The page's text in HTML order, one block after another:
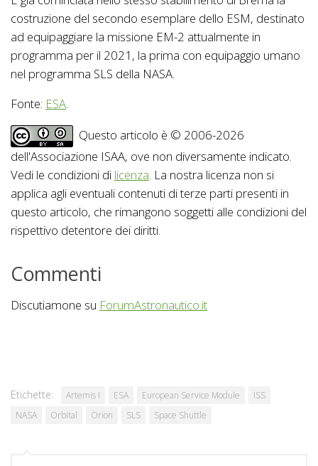
costruzione del secondo esemplare dello ESM, destinato
ad equipaggiare la missione EM-2 attualmente in
programma per il 2021, la prima con equipaggio umano
nel programma SLS della NASA.
Fonte: ESA.
Questo articolo è © 2006-2026
dell'Associazione ISAA, ove non diversamente indicato.
Vedi le condizioni di licenza. La nostra licenza non si
applica agli eventuali contenuti di terze parti presenti in
questo articolo, che rimangono soggetti alle condizioni del
rispettivo detentore dei diritti.
Commenti
Discutiamone su ForumAstronautico.it
Etichette: Artemis I ESA European Service Module
ISS
NASA
Orbital Orion SLS Space Shuttle